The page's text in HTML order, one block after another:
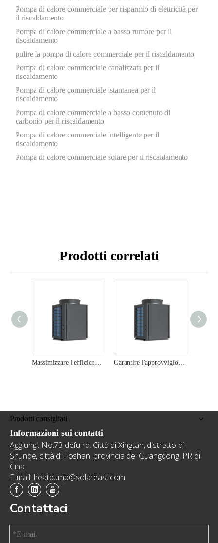
Pompa di calore commerciale per risparmio di elettricità per
il riscaldamento
Pompa di calore commerciale a basso rumore per il
riscaldamento
pulire la pompa di calore commerciale per il riscaldamento
Pompa di calore commerciale canalizzata per il
riscaldamento
Pompa di calore commerciale istantanea per il
riscaldamento
Pompa di calore commerciale a basso contenuto di
carbonio per il riscaldamento
Pompa di calore commerciale intelligente per il
riscaldamento
Pompa di calore commerciale solare per il riscaldamento
Prodotti correlati
Massimizzare l'efficienza energetica con pompe di calore della fonte d'aria commerciale da 22 kW Garantire l'approvvigionamento di acqua calda affidabile con pompe di calore della fonte di aria commerciale da 19kW
Prodotti consigliati
Informazioni sui contatti
Aggiungi: No.73 defu rd. Città di Xingtan, distretto di
Shunde, città di Foshan, provincia del Guangdong, PR di
Cina
E-mail: heatpump@solareast.com
Contattaci